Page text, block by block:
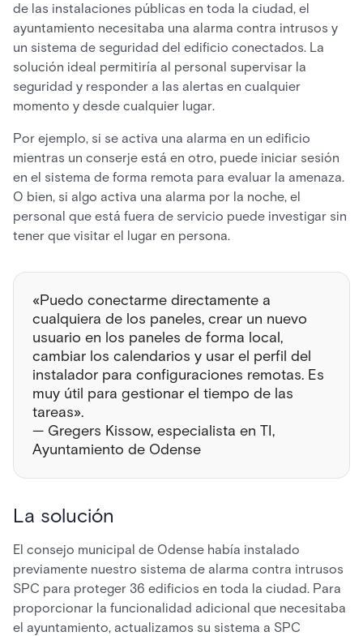
de las instalaciones públicas en toda la ciudad, el
ayuntamiento necesitaba una alarma contra intrusos y
un sistema de seguridad del edificio conectados. La
solución ideal permitiría al personal supervisar la
seguridad y responder a las alertas en cualquier
momento y desde cualquier lugar.
Por ejemplo, si se activa una alarma en un edificio
mientras un conserje está en otro, puede iniciar sesión
en el sistema de forma remota para evaluar la amenaza.
O bien, si algo activa una alarma por la noche, el
personal que está fuera de servicio puede investigar sin
tener que visitar el lugar en persona.
«Puedo conectarme directamente a
cualquiera de los paneles, crear un nuevo
usuario en los paneles de forma local,
cambiar los calendarios y usar el perfil del
instalador para configuraciones remotas. Es
muy útil para gestionar el tiempo de las
tareas».
— Gregers Kissow, especialista en TI,
Ayuntamiento de Odense
La solución
El consejo municipal de Odense había instalado
previamente nuestro sistema de alarma contra intrusos
SPC para proteger 36 edificios en toda la ciudad. Para
proporcionar la funcionalidad adicional que necesitaba
el ayuntamiento, actualizamos su sistema a SPC